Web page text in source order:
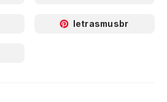
letrasmusbr